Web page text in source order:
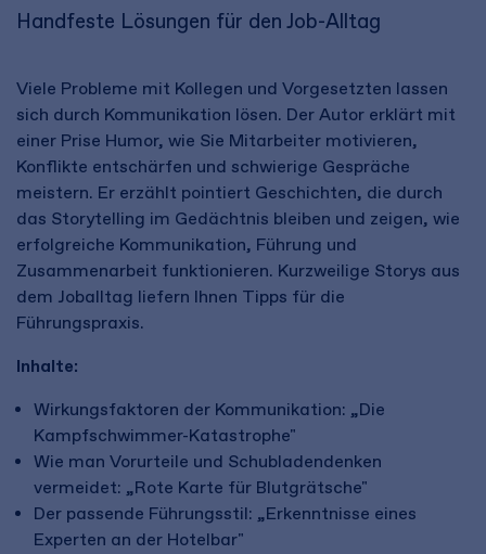
Handfeste Lösungen für den Job-Alltag
Viele Probleme mit Kollegen und Vorgesetzten lassen
sich durch Kommunikation lösen. Der Autor erklärt mit
einer Prise Humor, wie Sie Mitarbeiter motivieren,
Konflikte entschärfen und schwierige Gespräche
meistern. Er erzählt pointiert Geschichten, die durch
das Storytelling im Gedächtnis bleiben und zeigen, wie
erfolgreiche Kommunikation, Führung und
Zusammenarbeit funktionieren. Kurzweilige Storys aus
dem Joballtag liefern Ihnen Tipps für die
Führungspraxis.
Inhalte:
Wirkungsfaktoren der Kommunikation: „Die
Kampfschwimmer-Katastrophe"
Wie man Vorurteile und Schubladendenken
vermeidet: „Rote Karte für Blutgrätsche"
Der passende Führungsstil: „Erkenntnisse eines
Experten an der Hotelbar"